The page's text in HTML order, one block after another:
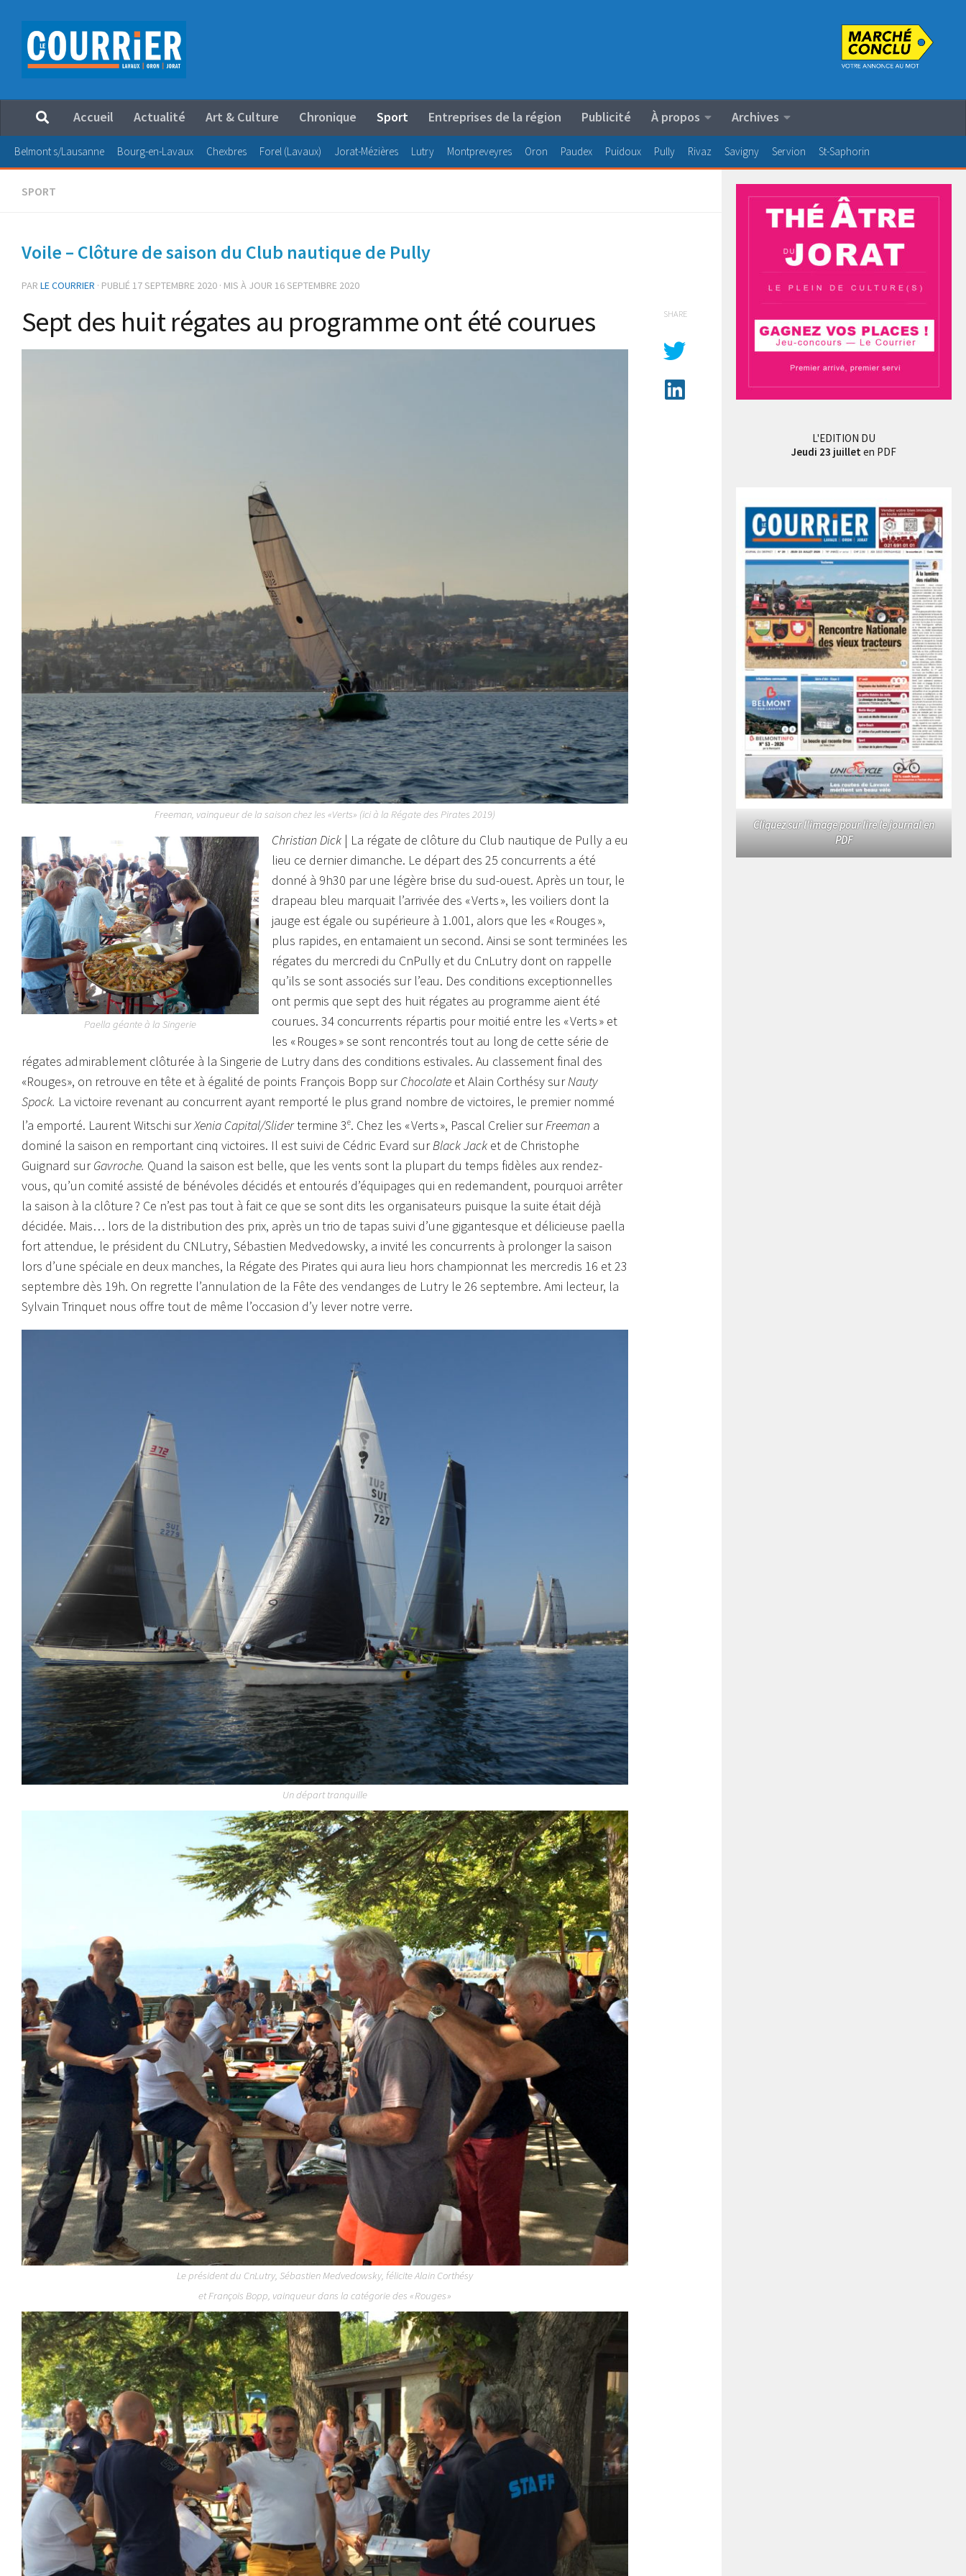
Au dessous du contenu
Accueil Actualité Art & Culture Chronique Sport Entreprises de la région Publicité À propos Archives
Belmont s/Lausanne Bourg-en-Lavaux Chexbres Forel (Lavaux) Jorat-Mézières Lutry Montpreveyres Oron Paudex Puidoux Pully Rivaz Savigny Servion St-Saphorin
SPORT
Voile – Clôture de saison du Club nautique de Pully
PAR LE COURRIER · PUBLIÉ 17 SEPTEMBRE 2020 · MIS À JOUR 16 SEPTEMBRE 2020
Sept des huit régates au programme ont été courues
Freeman, vainqueur de la saison chez les «Verts» (ici à la Régate des Pirates 2019)
Paella géante à la Singerie
Christian Dick | La régate de clôture du Club nautique de Pully a eu
lieu ce dernier dimanche. Le départ des 25 concurrents a été
donné à 9h30 par une légère brise du sud-ouest. Après un tour, le
drapeau bleu marquait l’arrivée des « Verts », les voiliers dont la
jauge est égale ou supérieure à 1.001, alors que les « Rouges »,
plus rapides, en entamaient un second. Ainsi se sont terminées les
régates du mercredi du CnPully et du CnLutry dont on rappelle
qu’ils se sont associés sur l’eau. Des conditions exceptionnelles
ont permis que sept des huit régates au programme aient été
courues. 34 concurrents répartis pour moitié entre les « Verts » et
les « Rouges » se sont rencontrés tout au long de cette série de
régates admirablement clôturée à la Singerie de Lutry dans des conditions estivales. Au classement final des
«Rouges», on retrouve en tête et à égalité de points François Bopp surChocolate et Alain Corthésy surNauty
Spock. La victoire revenant au concurrent ayant remporté le plus grand nombre de victoires, le premier nommé
l’a emporté. Laurent Witschi surXenia Capital/Slidertermine 3e. Chez les « Verts », Pascal Crelier surFreeman a
dominé la saison en remportant cinq victoires. Il est suivi de Cédric Evard surBlack Jack et de Christophe
Guignard surGavroche. Quand la saison est belle, que les vents sont la plupart du temps fidèles aux rendez-
vous, qu’un comité assisté de bénévoles décidés et entourés d’équipages qui en redemandent, pourquoi arrêter
la saison à la clôture ? Ce n’est pas tout à fait ce que se sont dits les organisateurs puisque la suite était déjà
décidée. Mais… lors de la distribution des prix, après un trio de tapas suivi d’une gigantesque et délicieuse paella
fort attendue, le président du CNLutry, Sébastien Medvedowsky, a invité les concurrents à prolonger la saison
lors d’une spéciale en deux manches, la Régate des Pirates qui aura lieu hors championnat les mercredis 16 et 23
septembre dès 19h. On regrette l’annulation de la Fête des vendanges de Lutry le 26 septembre. Ami lecteur, la
Sylvain Trinquet nous offre tout de même l’occasion d’y lever notre verre.
Un départ tranquille
Le président du CnLutry, Sébastien Medvedowsky, félicite Alain Corthésy
et François Bopp, vainqueur dans la catégorie des « Rouges »
SHARE
L'EDITION DU
Jeudi 23 juillet en PDF
Cliquez sur l'image pour lire le journal en
PDF